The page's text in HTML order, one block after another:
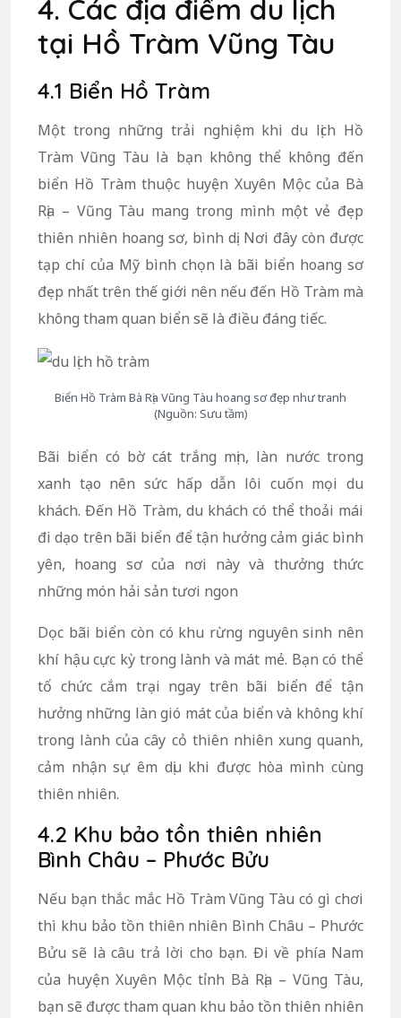
4. Các địa điểm du lịch
tại Hồ Tràm Vũng Tàu
4.1 Biển Hồ Tràm
Một trong những trải nghiệm khi du lịch Hồ
Tràm Vũng Tàu là bạn không thể không đến
biển Hồ Tràm thuộc huyện Xuyên Mộc của Bà
Rịa – Vũng Tàu mang trong mình một vẻ đẹp
thiên nhiên hoang sơ, bình dị. Nơi đây còn được
tạp chí của Mỹ bình chọn là bãi biển hoang sơ
đẹp nhất trên thế giới nên nếu đến Hồ Tràm mà
không tham quan biển sẽ là điều đáng tiếc.
Biển Hồ Tràm Bà Rịa Vũng Tàu hoang sơ đẹp như tranh
(Nguồn: Sưu tầm)
Bãi biển có bờ cát trắng mịn, làn nước trong
xanh tạo nên sức hấp dẫn lôi cuốn mọi du
khách. Đến Hồ Tràm, du khách có thể thoải mái
đi dạo trên bãi biển để tận hưởng cảm giác bình
yên, hoang sơ của nơi này và thưởng thức
những món hải sản tươi ngon
Dọc bãi biển còn có khu rừng nguyên sinh nên
khí hậu cực kỳ trong lành và mát mẻ. Bạn có thể
tổ chức cắm trại ngay trên bãi biển để tận
hưởng những làn gió mát của biển và không khí
trong lành của cây cỏ thiên nhiên xung quanh,
cảm nhận sự êm dịu khi được hòa mình cùng
thiên nhiên.
4.2 Khu bảo tồn thiên nhiên
Bình Châu – Phước Bửu
Nếu bạn thắc mắc Hồ Tràm Vũng Tàu có gì chơi
thì khu bảo tồn thiên nhiên Bình Châu – Phước
Bửu sẽ là câu trả lời cho bạn. Đi về phía Nam
của huyện Xuyên Mộc tỉnh Bà Rịa – Vũng Tàu,
bạn sẽ được tham quan khu bảo tồn thiên nhiên